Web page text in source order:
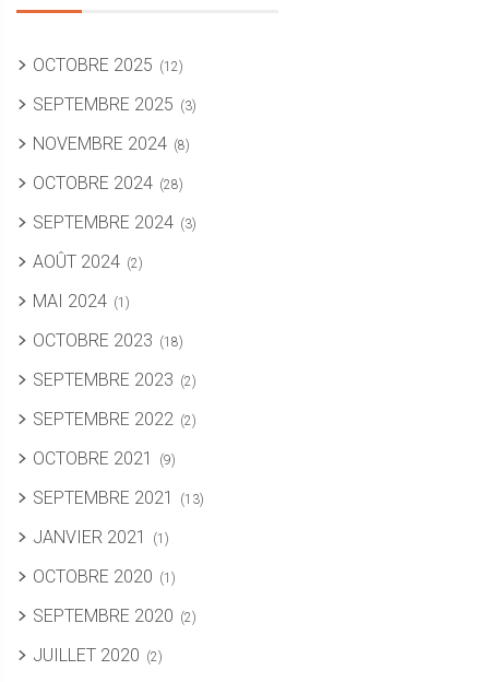
OCTOBRE 2025 (12)
SEPTEMBRE 2025 (3)
NOVEMBRE 2024 (8)
OCTOBRE 2024 (28)
SEPTEMBRE 2024 (3)
AOÛT 2024 (2)
MAI 2024 (1)
OCTOBRE 2023 (18)
SEPTEMBRE 2023 (2)
SEPTEMBRE 2022 (2)
OCTOBRE 2021 (9)
SEPTEMBRE 2021 (13)
JANVIER 2021 (1)
OCTOBRE 2020 (1)
SEPTEMBRE 2020 (2)
JUILLET 2020 (2)